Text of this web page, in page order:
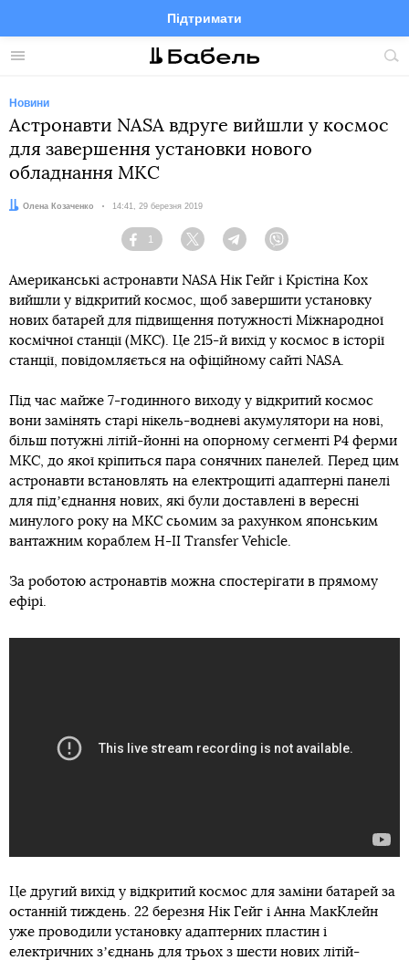
Меню
Підтримати
FacebookTelegramTwitter
Новини
Астронавти NASA вдруге вийшли у космос
для завершення установки нового
обладнання МКС
Автор:
Олена Козаченко Дата:
14:41, 29 березня 2019
Facebook
1
Twitter TelegramViber
Американські астронавти NASA Нік Гейг і Крістіна Кох
вийшли у відкритий космос, щоб завершити установку
нових батарей для підвищення потужності Міжнародної
космічної станції (МКС). Це 215-й вихід у космос в історії
станції, повідомляється на офіційному сайті NASA.
Під час майже 7-годинного виходу у відкритий космос
вони замінять старі нікель-водневі акумулятори на нові,
більш потужні літій-йонні на опорному сегменті P4 ферми
МКС, до якої кріпиться пара сонячних панелей. Перед цим
астронавти встановлять на електрощиті адаптерні панелі
для підʼєднання нових, які були доставлені в вересні
минулого року на МКС сьомим за рахунком японським
вантажним кораблем H-II Transfer Vehicle.
За роботою астронавтів можна спостерігати в прямому
ефірі.
Це другий вихід у відкритий космос для заміни батарей за
останній тиждень. 22 березня Нік Гейг і Анна МакКлейн
уже проводили установку адаптерних пластин і
електричних зʼєднань для трьох з шести нових літій-